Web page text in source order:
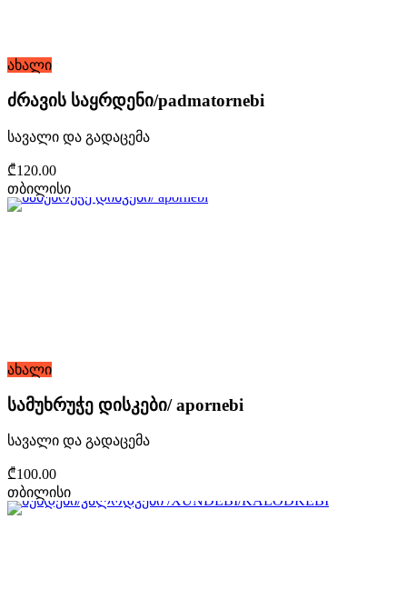
ახალი
ძრავის საყრდენი/padmatornebi
სავალი და გადაცემა
₾120.00
თბილისი
ახალი
სამუხრუჭე დისკები/ apornebi
სავალი და გადაცემა
₾100.00
თბილისი